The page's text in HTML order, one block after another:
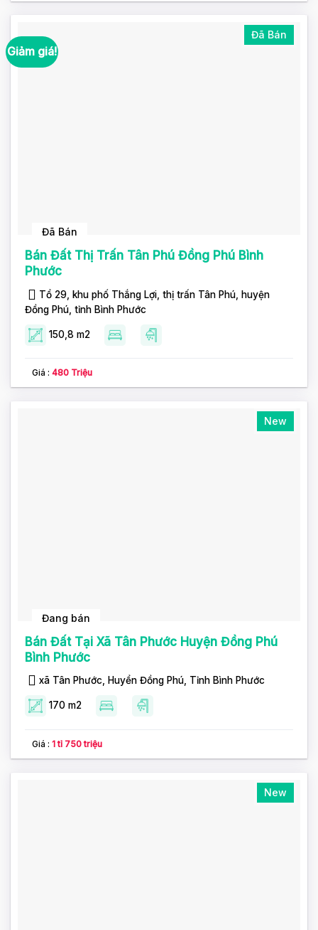
Giảm giá!
Đã Bán
Đã Bán
Bán Đất Thị Trấn Tân Phú Đồng Phú Bình
Phước
Tổ 29, khu phố Thắng Lợi, thị trấn Tân Phú, huyện
Đồng Phú, tỉnh Bình Phước
150,8 m2
Giá : 480 Triệu
Đang bán
New
Bán Đất Tại Xã Tân Phước Huyện Đồng Phú
Bình Phước
xã Tân Phước, Huyển Đồng Phú, Tỉnh Bình Phước
170 m2
Giá : 1 tỉ 750 triệu
New